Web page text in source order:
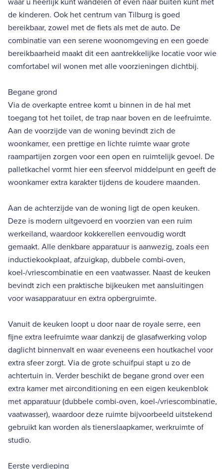
de kinderen. Ook het centrum van Tilburg is goed
bereikbaar, zowel met de fiets als met de auto. De
combinatie van een serene woonomgeving en een goede
bereikbaarheid maakt dit een aantrekkelijke locatie voor wie
comfortabel wil wonen met alle voorzieningen dichtbij.
Begane grond
Via de overkapte entree komt u binnen in de hal met
toegang tot het toilet, de trap naar boven en de leefruimte.
Aan de voorzijde van de woning bevindt zich de
woonkamer, een prettige en lichte ruimte waar grote
raampartijen zorgen voor een open en ruimtelijk gevoel. De
palletkachel vormt hier een sfeervol middelpunt en geeft de
woonkamer extra karakter tijdens de koudere maanden.
Aan de achterzijde van de woning ligt de open keuken.
Deze is modern uitgevoerd en voorzien van een ruim
werkeiland, waardoor kokkerellen eenvoudig wordt
gemaakt. Alle denkbare apparatuur is aanwezig, zoals een
inductiekookplaat, afzuigkap, dubbele combi-oven,
koel-/vriescombinatie en een vaatwasser. Naast de keuken
bevindt zich een praktische bijkeuken met aansluitingen
voor wasapparatuur en extra opbergruimte.
Vanuit de keuken loopt u door naar de royale serre, een
fijne extra leefruimte waar dankzij de glasafwerking volop
daglicht binnenvalt en waar eveneens een houtkachel voor
extra sfeer zorgt. Via de grote schuifpui stapt u zo de
achtertuin in. Verder beschikt de begane grond over een
extra kamer met airconditioning en een eigen keukenblok
met apparatuur (dubbele combi-oven, koel-/vriescombinatie,
vaatwasser), waardoor deze ruimte bijvoorbeeld uitstekend
gebruikt kan worden als tienerslaapkamer, werkruimte of
studio.
Eerste verdieping